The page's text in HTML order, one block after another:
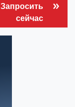
Запросить
сейчас